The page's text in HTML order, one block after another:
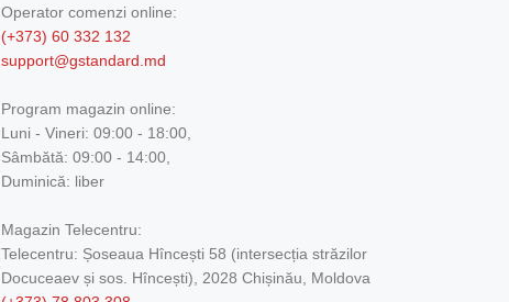
Operator comenzi online:
(+373) 60 332 132
support@gstandard.md
Program magazin online:
Luni - Vineri: 09:00 - 18:00,
Sâmbătă: 09:00 - 14:00,
Duminică: liber
Magazin Telecentru:
Telecentru: Șoseaua Hîncești 58 (intersecția străzilor
Docuceaev și sos. Hîncești), 2028 Chișinău, Moldova